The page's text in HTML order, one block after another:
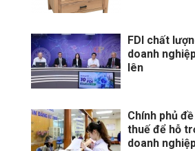
FDI chất
doanh
lên
Chính phủ
thuế để hỗ
doanh